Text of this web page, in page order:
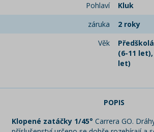
Pohlaví
Kluk
záruka
2 roky
Věk
(6-11
let)
POPIS
Klopené zatáčky 1/45° Carrera GO.